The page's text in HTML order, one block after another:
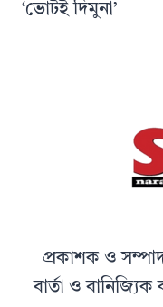
‘ভোটই দিমুনা’
প্রকাশক ও
বার্তা ও